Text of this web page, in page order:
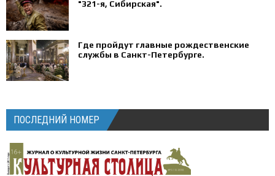
"321-я, Сибирская".
Где пройдут главные рождественские
службы в Санкт-Петербурге.
ПОСЛЕДНИЙ НОМЕР